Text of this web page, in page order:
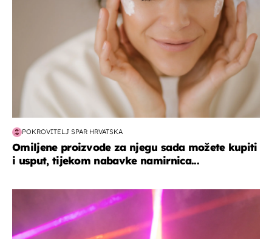
POKROVITELJ SPAR HRVATSKA
Omiljene proizvode za njegu sada možete kupiti
i usput, tijekom nabavke namirnica...